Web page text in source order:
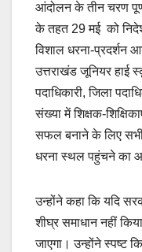
आंदोलन के तीन चरण
के तहत 29 मई को
विशाल धरना-प्रदर्शन
उत्तराखंड जूनियर हाई
पदाधिकारी, जिला
संख्या में शिक्षक-
सफल बनाने के लिए
धरना स्थल पहुंचने का
उन्होंने कहा कि यदि
शीघ्र समाधान नहीं
जाएगा। उन्होंने स्पष्ट